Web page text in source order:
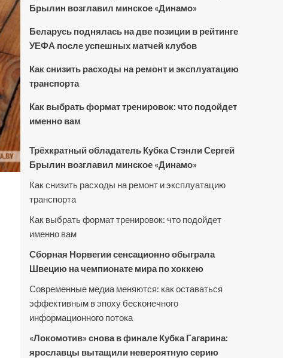
Брылин возглавил минское «Динамо»
Беларусь поднялась на две позиции в рейтинге
УЕФА после успешных матчей клубов
Как снизить расходы на ремонт и эксплуатацию
транспорта
Как выбрать формат тренировок: что подойдет
именно вам
Трёхкратный обладатель Кубка Стэнли Сергей
Брылин возглавил минское «Динамо»
Как снизить расходы на ремонт и эксплуатацию
транспорта
Как выбрать формат тренировок: что подойдет
именно вам
Сборная Норвегии сенсационно обыграла
Швецию на чемпионате мира по хоккею
Современные медиа меняются: как оставаться
эффективным в эпоху бесконечного
информационного потока
«Локомотив» снова в финале Кубка Гагарина:
ярославцы вытащили невероятную серию